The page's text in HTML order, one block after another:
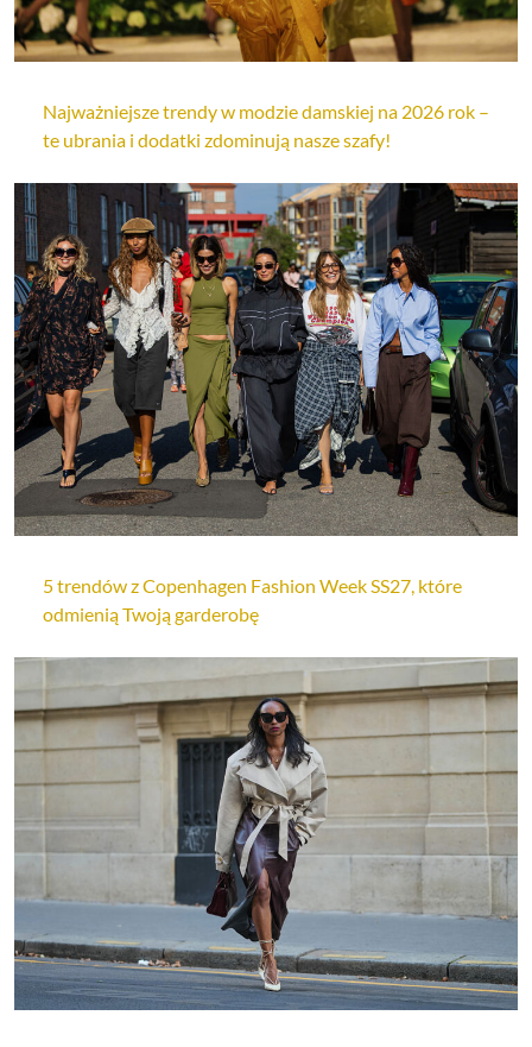
Najważniejsze trendy w modzie damskiej na 2026 rok –
te ubrania i dodatki zdominują nasze szafy!
5 trendów z Copenhagen Fashion Week SS27, które
odmienią Twoją garderobę